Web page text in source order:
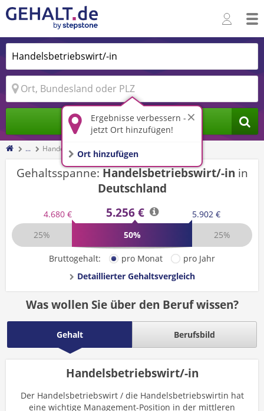
Ergebnisse verbessern -
jetzt Ort hinzufügen!
Ort hinzufügen
Jobs finden
... Handelsbetriebswirt/-in
Gehaltsspanne:Handelsbetriebswirt/-in in
Deutschland
4.680 € 5.256 €
5.902 €
25%
50% 25%
Bruttogehalt: pro Monat
pro Jahr
Detaillierter Gehaltsvergleich
Was wollen Sie über den Beruf wissen?
Gehalt Berufsbild
Handelsbetriebswirt/-in
Der Handelsbetriebswirt / die Handelsbetriebswirtin hat
eine wichtige Management-Position in der mittleren